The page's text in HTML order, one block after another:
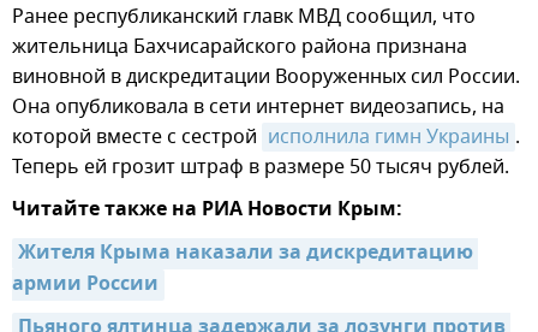
Ранее республиканский главк МВД сообщил, что
жительница Бахчисарайского района признана
виновной в дискредитации Вооруженных сил России.
Она опубликовала в сети интернет видеозапись, на
которой вместе с сестрой исполнила гимн Украины .
Теперь ей грозит штраф в размере 50 тысяч рублей.
Читайте также на РИА Новости Крым:
Жителя Крыма наказали за дискредитацию
армии России